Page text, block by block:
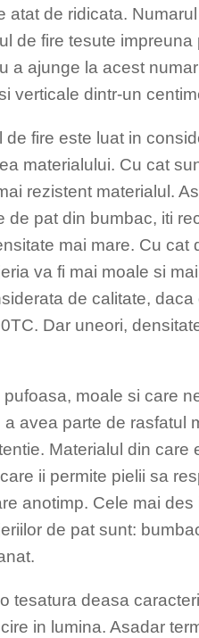
atat de ridicata.
de fire tesute
a ajunge la acest
verticale dintr-un
de fire este luat in
materialului. Cu cat
rezistent materialul.
de pat din bumbac, iti
mai mare. Cu cat
va fi mai moale si
de calitate,
Dar uneori,
moale si care
avea parte de rasfatul
Materialul din care
ii permite pielii sa
anotimp. Cele mai des
de pat sunt:
tesatura deasa
in lumina. Asadar